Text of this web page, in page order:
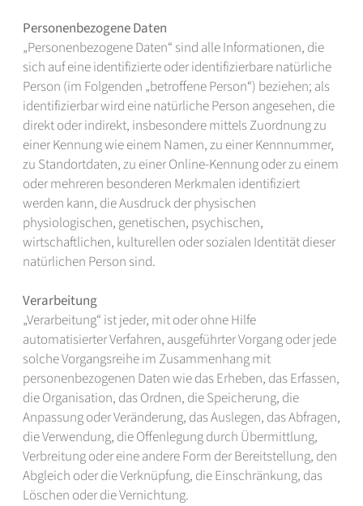
Personenbezogene Daten
„Personenbezogene Daten“ sind alle Informationen, die
sich auf eine identifizierte oder identifizierbare natürliche
Person (im Folgenden „betroffene Person“) beziehen; als
identifizierbar wird eine natürliche Person angesehen, die
direkt oder indirekt, insbesondere mittels Zuordnung zu
einer Kennung wie einem Namen, zu einer Kennnummer,
zu Standortdaten, zu einer Online-Kennung oder zu einem
oder mehreren besonderen Merkmalen identifiziert
werden kann, die Ausdruck der physischen
physiologischen, genetischen, psychischen,
wirtschaftlichen, kulturellen oder sozialen Identität dieser
natürlichen Person sind.
Verarbeitung
„Verarbeitung“ ist jeder, mit oder ohne Hilfe
automatisierter Verfahren, ausgeführter Vorgang oder jede
solche Vorgangsreihe im Zusammenhang mit
personenbezogenen Daten wie das Erheben, das Erfassen,
die Organisation, das Ordnen, die Speicherung, die
Anpassung oder Veränderung, das Auslegen, das Abfragen,
die Verwendung, die Offenlegung durch Übermittlung,
Verbreitung oder eine andere Form der Bereitstellung, den
Abgleich oder die Verknüpfung, die Einschränkung, das
Löschen oder die Vernichtung.